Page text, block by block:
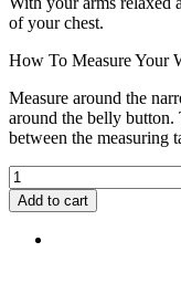
of your chest.
How To Measure Your
Measure around the
around the belly button.
between the measuring
Add to cart